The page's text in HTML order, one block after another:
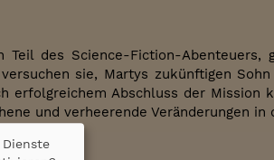
des Science-Fiction-Abenteuers,
sie, Martys zukünftigen
erfolgreichem Abschluss der Mission
und verheerende Veränderungen in